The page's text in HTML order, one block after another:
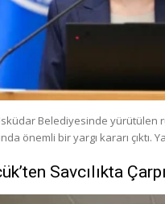
Belediyesinde yürütülen
önemli bir yargı kararı çıktı.
Savcılıkta